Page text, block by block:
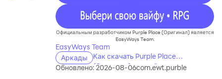
recommend
Официальным разработчиком Purple Place (Оригинал) является
EasyWays Team.
EasyWays Team
Аркады
Как скачать Purple Place
(Оригинал) на свой компьютер
Обновлено: 2026-08-06com.ewt.purble